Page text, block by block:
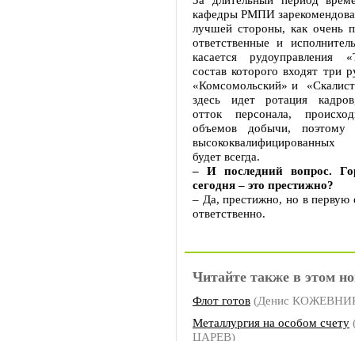
кафедры РМПИ
лучшей стороны, как очень
ответственные и
касается рудоуправления
состав которого входят три
«Комсомольский» и
здесь идет ротация
отток персонала,
объемов добычи, поэтому
будет всегда.
– И последний вопрос.
сегодня – это престижно?
– Да, престижно, но в первую
ответственно.
Читайте также в этом
Флот готов (Денис
Металлургия на особом счету
ЦАРЕВ)